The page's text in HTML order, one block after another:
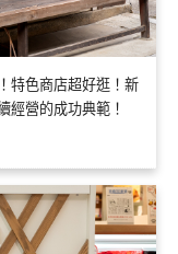
特色商店超好逛！新
經營的成功典範！